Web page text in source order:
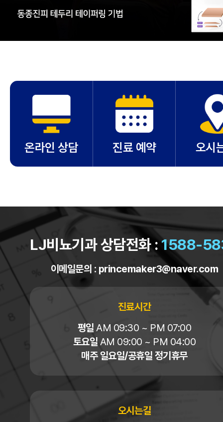
온라인 상담 진료 예약 오시
LJ비뇨기과 상담전화 :1588-
이메일문의 : princemaker3@naver.com
진료시간
평일 AM 09:30 ~ PM 07:00
토요일 AM 09:00 ~ PM 04:00
매주 일요일/공휴일 정기휴무
오시는길